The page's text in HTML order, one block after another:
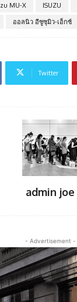
MU-X ISUZU
ออลนิว อีซูซุมิว-เอ็กซ์
Twitter
admin joe
- Advertisement -